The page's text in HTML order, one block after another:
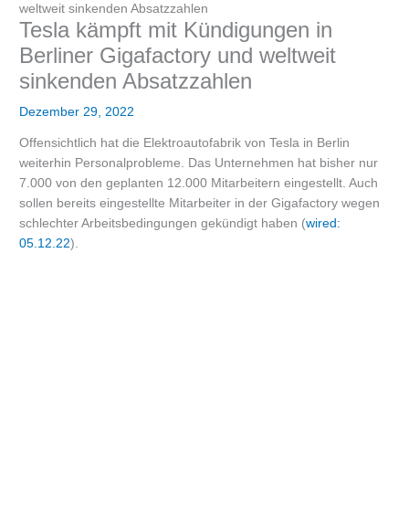
weltweit sinkenden Absatzzahlen
Tesla kämpft mit Kündigungen in
Berliner Gigafactory und weltweit
sinkenden Absatzzahlen
Dezember 29, 2022
Offensichtlich hat die Elektroautofabrik von Tesla in Berlin
weiterhin Personalprobleme. Das Unternehmen hat bisher nur
7.000 von den geplanten 12.000 Mitarbeitern eingestellt. Auch
sollen bereits eingestellte Mitarbeiter in der Gigafactory wegen
schlechter Arbeitsbedingungen gekündigt haben (wired:
05.12.22).